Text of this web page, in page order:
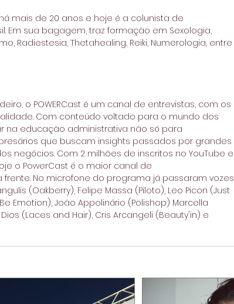
mais de 20 anos e hoje é a colunista de
Em sua bagagem, traz formação em Sexologia,
Radiestesia, Thetahealing, Reiki, Numerologia, entre
o POWERCast é um canal de entrevistas, com os
Com conteúdo voltado para o mundo dos
na educação administrativa não só para
que buscam insights passados por grandes
negócios. Com 2 milhões de inscritos no YouTube e
o PowerCast é o maior canal de
No microfone do programa já passaram vozes
(Oakberry), Felipe Massa (Piloto), Leo Picon (Just
Emotion), João Appolinário (Polishop) Marcella
(Laces and Hair), Cris Arcangeli (Beauty'in) e